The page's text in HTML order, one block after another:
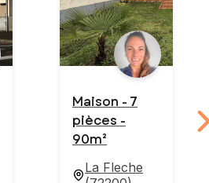
Maison - 7
pièces -
90m²
La Fleche